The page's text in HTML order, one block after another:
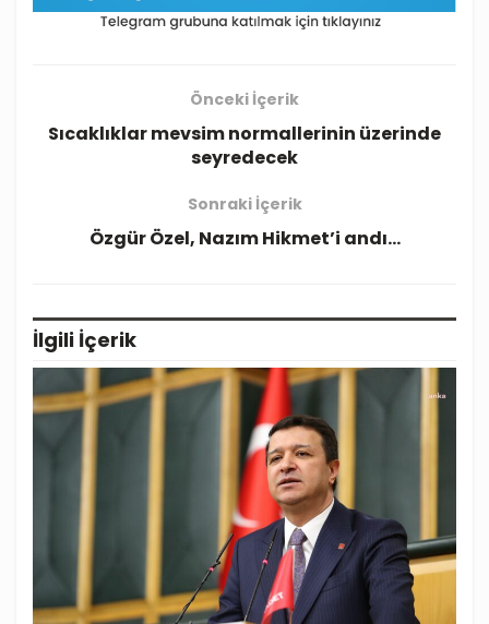
Önceki İçerik
Sıcaklıklar mevsim normallerinin üzerinde
seyredecek
Sonraki İçerik
Özgür Özel, Nazım Hikmet’i andı…
İlgili İçerik